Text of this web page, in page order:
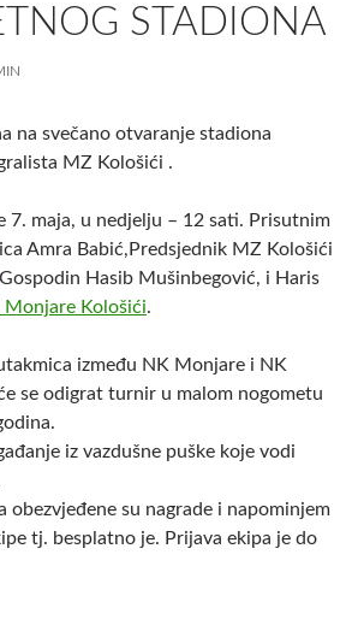
STADIONA
na svečano otvaranje stadiona
MZ Kološići .
7. maja, u nedjelju – 12 sati. Prisutnim
Amra Babić,Predsjednik MZ Kološići
Hasib Mušinbegović, i Haris
Monjare Kološići.
između NK Monjare i NK
se odigrat turnir u malom nogometu
iz vazdušne puške koje vodi
obezvjeđene su nagrade i napominjem
tj. besplatno je. Prijava ekipa je do